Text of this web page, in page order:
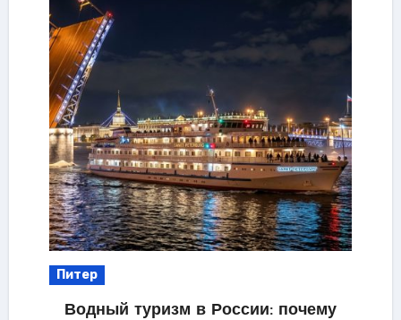
Питер
Водный туризм в России: почему